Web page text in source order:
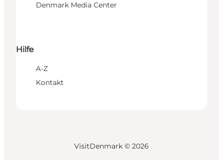
Denmark Media Center
Hilfe
A-Z
Kontakt
VisitDenmark © 2026